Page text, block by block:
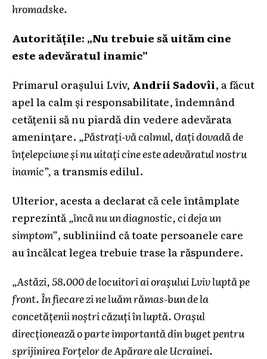
hromadske.
Autoritățile: „Nu trebuie să uităm cine
este adevăratul inamic”
Primarul orașului Lviv, Andrii Sadovîi, a făcut
apel la calm și responsabilitate, îndemnând
cetățenii să nu piardă din vedere adevărata
amenințare. „Păstrați-vă calmul, dați dovadă de
înțelepciune și nu uitați cine este adevăratul nostru
inamic”, a transmis edilul.
Ulterior, acesta a declarat că cele întâmplate
reprezintă „încă nu un diagnostic, ci deja un
simptom”, subliniind că toate persoanele care
au încălcat legea trebuie trase la răspundere.
„Astăzi, 58.000 de locuitori ai orașului Lviv luptă pe
front. În fiecare zi ne luăm rămas-bun de la
concetățenii noștri căzuți în luptă. Orașul
direcționează o parte importantă din buget pentru
sprijinirea Forțelor de Apărare ale Ucrainei.